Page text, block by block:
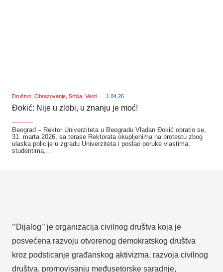
Društvo, Obrazovanje, Srbija, Vesti 1.04.26
Đokić: Nije u zlobi, u znanju je moć!
Beograd – Rektor Univerziteta u Beogradu Vladan Đokić obratio se,
31. marta 2026, sa terase Rektorata okupljenima na protestu zbog
ulaska policije u zgradu Univerziteta i poslao poruke vlastima,
studentima,…
’’Dijalog’’ je organizacija civilnog društva koja je
posvećena razvoju otvorenog demokratskog društva
kroz podsticanje građanskog aktivizma, razvoja civilnog
društva, promovisanju međusetorske saradnje,